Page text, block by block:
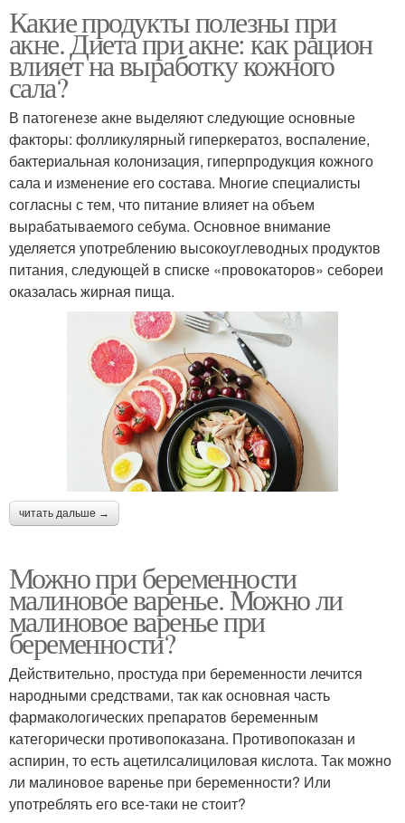
Какие продукты полезны при
акне. Диета при акне: как рацион
влияет на выработку кожного
сала?
В патогенезе акне выделяют следующие основные
факторы: фолликулярный гиперкератоз, воспаление,
бактериальная колонизация, гиперпродукция кожного
сала и изменение его состава. Многие специалисты
согласны с тем, что питание влияет на объем
вырабатываемого себума. Основное внимание
уделяется употреблению высокоуглеводных продуктов
питания, следующей в списке «провокаторов» себореи
оказалась жирная пища.
читать дальше →
Можно при беременности
малиновое варенье. Можно ли
малиновое варенье при
беременности?
Действительно, простуда при беременности лечится
народными средствами, так как основная часть
фармакологических препаратов беременным
категорически противопоказана. Противопоказан и
аспирин, то есть ацетилсалициловая кислота. Так можно
ли малиновое варенье при беременности? Или
употреблять его все-таки не стоит?